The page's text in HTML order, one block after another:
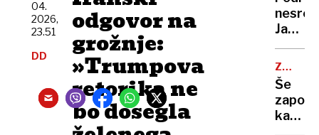
odgovor na
grožnje:
»Trumpova
retorika ne
bo dosegla
04.
2026,
23.51
DD
včeraj
trije
letos
že
več
kot
Janša
med
prvimi
pisal
policija
z njo
PERONI
Še
zapora
in